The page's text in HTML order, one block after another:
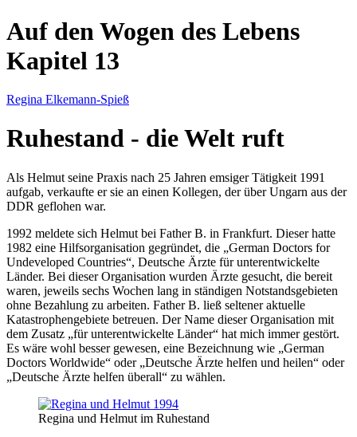
Auf den Wogen des Lebens
Kapitel 13
Regina Elkemann-Spieß
Ruhestand - die Welt ruft
Als Helmut seine Praxis nach 25 Jahren emsiger Tätigkeit 1991
aufgab, verkaufte er sie an einen Kollegen, der über Ungarn aus der
DDR geflohen war.
1992 meldete sich Helmut bei Father B. in Frankfurt. Dieser hatte
1982 eine Hilfsorganisation gegründet, die
German Doctors for
Undeveloped Countries , Deutsche Ärzte für unterentwickelte
Länder. Bei dieser Organisation wurden Ärzte gesucht, die bereit
waren, jeweils sechs Wochen lang in ständigen Notstandsgebieten
ohne Bezahlung zu arbeiten. Father B. ließ seltener aktuelle
Katastrophengebiete betreuen. Der Name dieser Organisation mit
dem Zusatz
für unterentwickelte Länder
hat mich immer gestört.
Es wäre wohl besser gewesen, eine Bezeichnung wie
German
Doctors Worldwide
oder Deutsche Ärzte helfen und heilen
oder
Deutsche Ärzte helfen überall
zu wählen.
Regina und Helmut im Ruhestand